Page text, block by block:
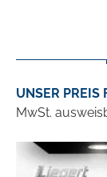
UNSER
MwSt.